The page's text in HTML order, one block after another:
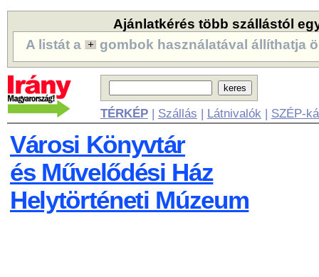
Ajánlatkérés több szállástól
A listát a
gombok használatával állíthatja
TÉRKÉP| Szállás | Látnivalók | SZÉP-
Városi Könyvtár
és Művelődési Ház
Helytörténeti Múzeum